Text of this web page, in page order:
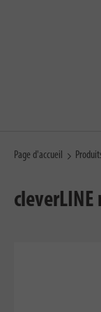
Page d'accueil